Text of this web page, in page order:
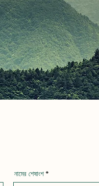
নামের শেষাংশ